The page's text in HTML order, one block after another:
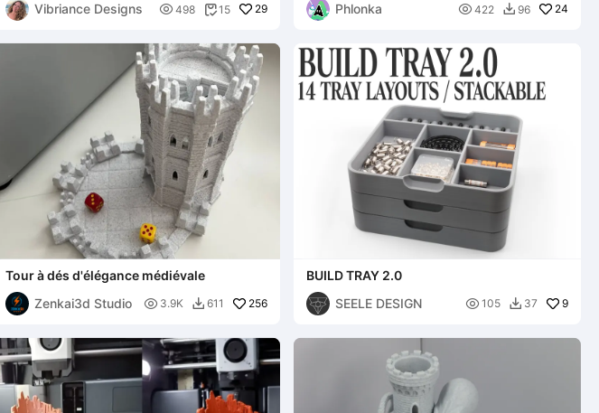
Vibriance Designs
 498 15 29
Phlonka
 422  96 24
Tour à dés d'élégance médiévale
Zenkai3d Studio
 3.9K  611 256
BUILD TRAY 2.0
SEELE DESIGN
 105  37 9